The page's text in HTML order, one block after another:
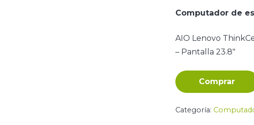
Computador de
AIO Lenovo
– Pantalla 23.8″
Comprar
Categoría: